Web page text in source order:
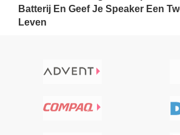
Batterij En Geef Je Speaker Een
Leven